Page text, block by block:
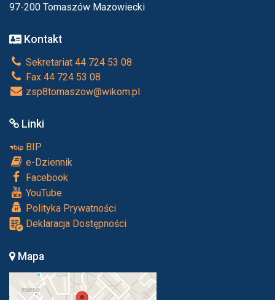
97-200 Tomaszów Mazowiecki
Kontakt
Sekretariat 44 724 53 08
Fax 44 724 53 08
zsp8tomaszow@wikom.pl
Linki
BIP
e-Dziennik
Facebook
YouTube
Polityka Prywatności
Deklaracja Dostępności
Mapa